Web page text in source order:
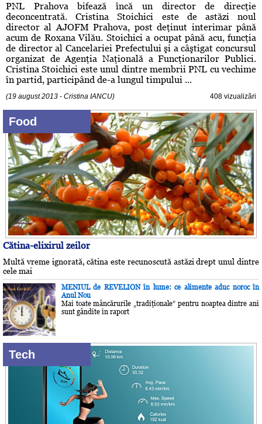
PNL Prahova bifează încă un director de direcţie
deconcentrată. Cristina Stoichici este de astăzi noul
director al AJOFM Prahova, post deţinut interimar până
acum de Roxana Vilău. Stoichici a ocupat până acu, funcţia
de director al Cancelariei Prefectului şi a câştigat concursul
organizat de Agenţia Naţională a Funcţionarilor Publici.
Cristina Stoichici este unul dintre membrii PNL cu vechime
în partid, participând de-a lungul timpului ...
(19 august 2013 - Cristina IANCU) 408 vizualizări
Food
Cătina-elixirul zeilor
Multă vreme ignorată, cătina este recunoscută astăzi drept unul dintre
cele mai
MENIUL de REVELION în lume: ce alimente aduc noroc în
Anul Nou
Mai toate mâncărurile „tradiţionale” pentru noaptea dintre ani
sunt gândite în raport
Tech